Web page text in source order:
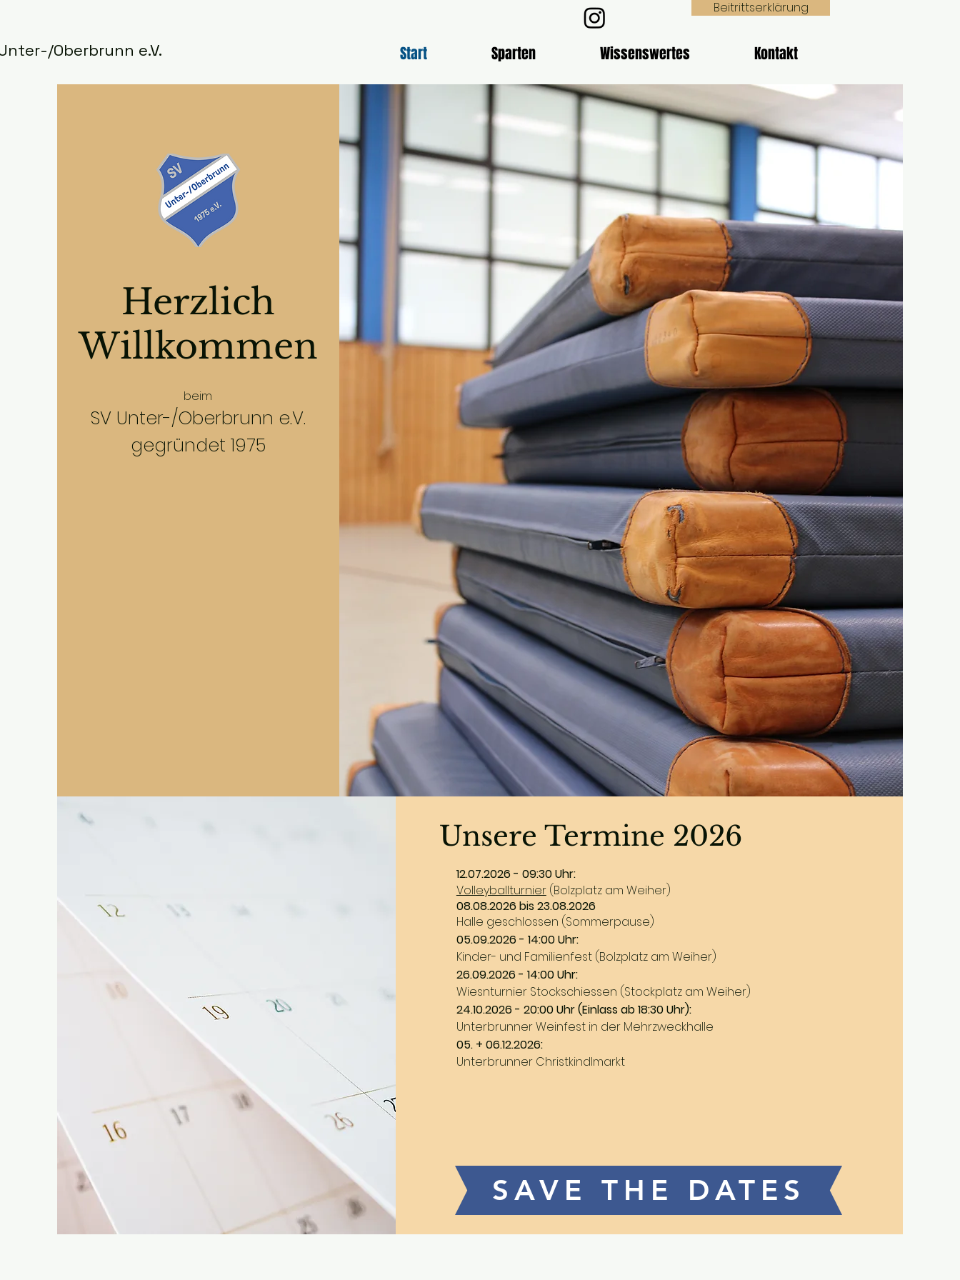
Beitrittserklärung
Start Sparten Wissenswertes Kontakt
Herzlich
Willkommen
beim
SV Unter-/Oberbrunn e.V.
gegründet 1975
Unsere Termine 2026
12.07.2026 - 09:30 Uhr:
Volleyballturnier(Bolzplatz am Weiher)
08.08.2026 bis 23.08.2026
Halle geschlossen (Sommerpause)
05.09.2026 - 14:00 Uhr:
Kinder- und Familienfest (Bolzplatz am Weiher)
26.09.2026 - 14:00 Uhr:
Wiesnturnier Stockschiessen (Stockplatz am Weiher)
24.10.2026 - 20:00 Uhr (Einlass ab 18:30 Uhr):
Unterbrunner Weinfest in der Mehrzweckhalle
05. + 06.12.2026:
Unterbrunner Christkindlmarkt
SAVE THE DATES
Oberbrunn e.V.